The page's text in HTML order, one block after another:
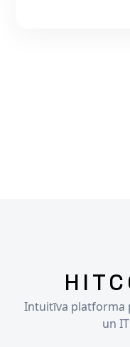
Intuitīva platforma
un